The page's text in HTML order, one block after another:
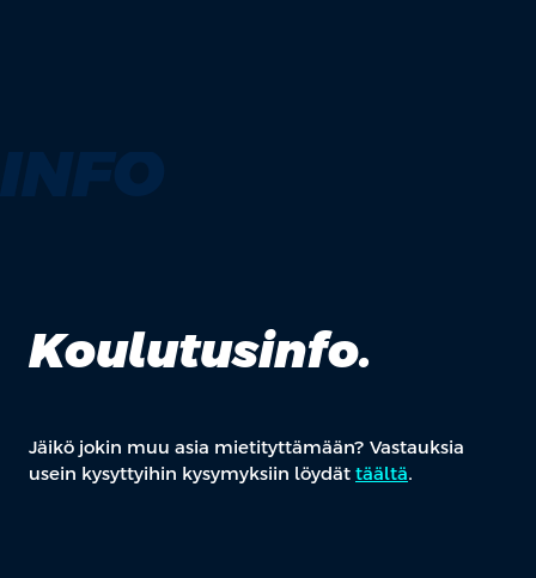
Koulutusinfo.
Jäikö jokin muu asia mietityttämään? Vastauksia
usein kysyttyihin kysymyksiin löydät täältä.